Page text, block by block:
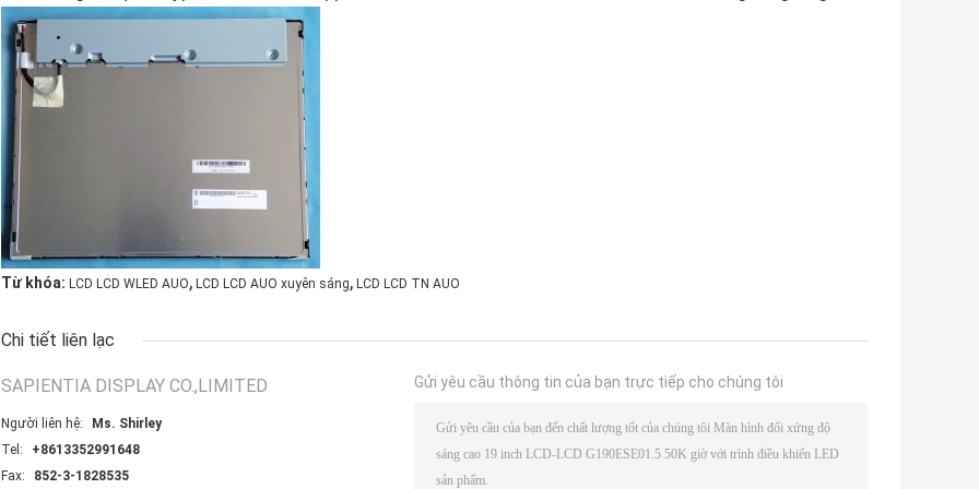
Từ khóa: LCD LCD WLED AUO, LCD LCD AUO xuyên sáng, LCD LCD TN AUO
Chi tiết liên lạc
SAPIENTIA DISPLAY CO.,LIMITED
Người liên hệ:
Ms. Shirley
Tel:
+8613352991648
Fax:
852-3-1828535
Gửi yêu cầu thông tin của bạn trực tiếp cho chúng tôi